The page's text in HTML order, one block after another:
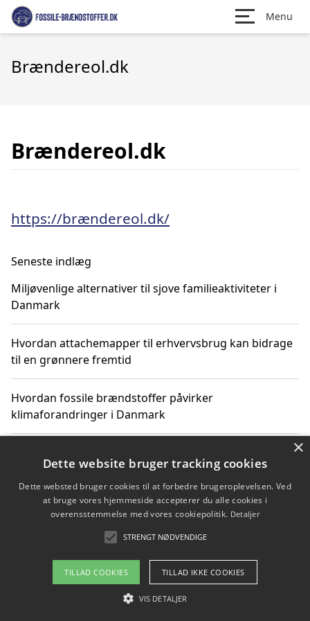
Menu
Brændereol.dk
Brændereol.dk
https://brændereol.dk/
Seneste indlæg
Miljøvenlige alternativer til sjove familieaktiviteter i
Danmark
Hvordan attachemapper til erhvervsbrug kan bidrage
til en grønnere fremtid
Hvordan fossile brændstoffer påvirker
klimaforandringer i Danmark
klimaændringer
Hvordan citater om fossile brændstoffer kan ændre
Copyright 2026 - Pilanto Aps
Om / kontakt
×
Dette website bruger tracking cookies
Dette websted bruger cookies til at forbedre brugeroplevelsen. Ved
at bruge vores hjemmeside accepterer du alle cookies i
overensstemmelse med vores cookiepolitik. Detaljer
STRENGT NØDVENDIGE
TILLAD COOKIES TILLAD IKKE COOKIES
VIS DETALJER